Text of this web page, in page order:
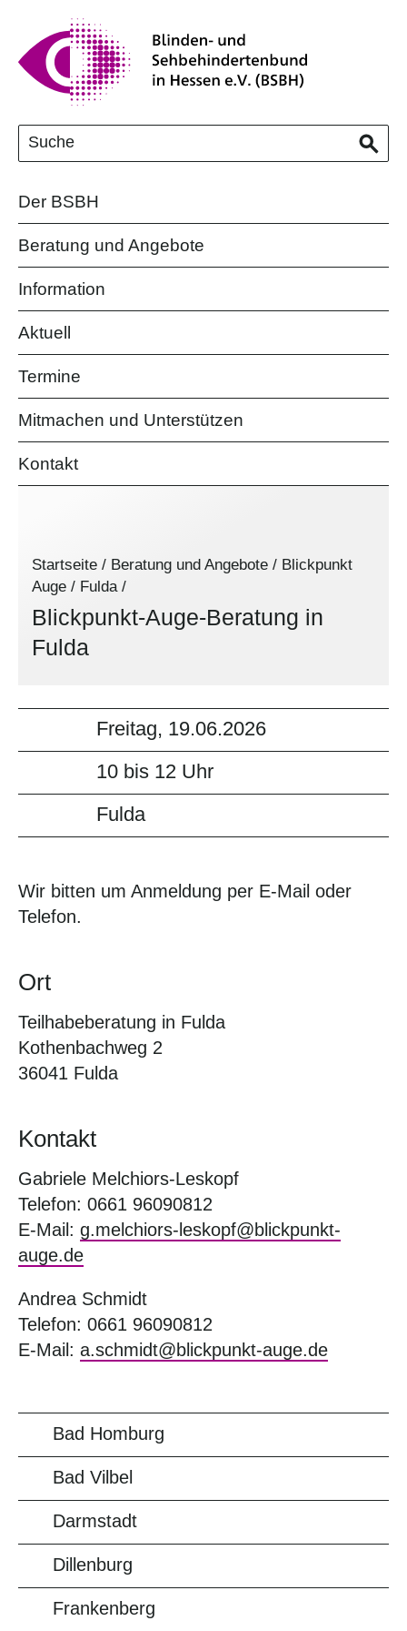
Der BSBH
Beratung und Angebote
Information
Aktuell
Termine
Mitmachen und Unterstützen
Kontakt
Startseite / Beratung und Angebote / Blickpunkt
Auge / Fulda/
Blickpunkt-Auge-Beratung in
Fulda
Freitag, 19.06.2026
10 bis 12 Uhr
Fulda
Wir bitten um Anmeldung per E-Mail oder
Telefon.
Ort
Teilhabeberatung in Fulda
Kothenbachweg 2
36041 Fulda
Kontakt
Gabriele Melchiors-Leskopf
Telefon: 0661 96090812
E-Mail: g.melchiors-leskopf@blickpunkt-
auge.de
Andrea Schmidt
Telefon: 0661 96090812
E-Mail: a.schmidt@blickpunkt-auge.de
Bad Homburg
Bad Vilbel
Darmstadt
Dillenburg
Frankenberg